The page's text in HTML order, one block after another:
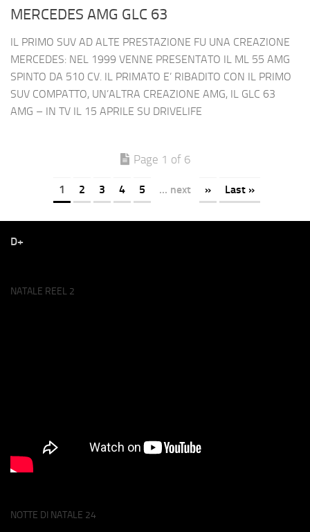
MERCEDES AMG GLC 63
IL PRIMO SUV AD ALTE PRESTAZIONE FU UNA CREAZIONE
MERCEDES: NEL 1999 VENNE PRESENTATO IL ML 55 AMG
SPINTO DA 510 CV. IL PRIMATO E’ RIBADITO CON IL PRIMO
SUV COMPATTO, UN’ALTRA CREAZIONE AMG, IL GLC 63
AMG – IN TV IL 15 APRILE SU DRIVELIFE
Page 1 of 6
1 2 3 4 5 ... next » Last »
D+
NATALE REEL 2
NOTTE DI NATALE 24